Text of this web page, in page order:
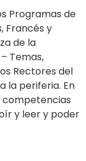
Programas de
Francés y
de la
Temas,
Rectores del
la periferia. En
competencias
y leer y poder